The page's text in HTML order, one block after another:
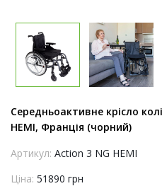
Середньоактивне крісло
HEMI, Франція (чорний)
Артикул: Action 3 NG HEMI
Ціна: 51890 грн